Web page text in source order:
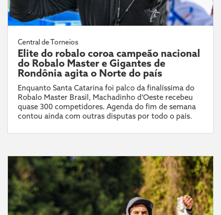
Central de Torneios
Elite do robalo coroa campeão nacional
do Robalo Master e Gigantes de
Rondônia agita o Norte do país
Enquanto Santa Catarina foi palco da finalíssima do
Robalo Master Brasil, Machadinho d’Oeste recebeu
quase 300 competidores. Agenda do fim de semana
contou ainda com outras disputas por todo o país.